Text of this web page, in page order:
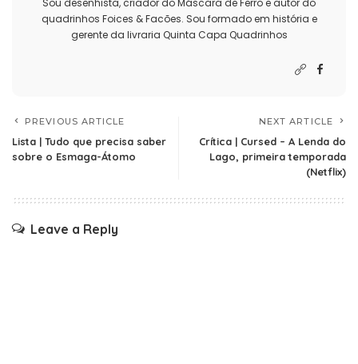
Sou desenhista, criador do Máscara de Ferro e autor do
quadrinhos Foices & Facões. Sou formado em história e
gerente da livraria Quinta Capa Quadrinhos
PREVIOUS ARTICLE
Lista | Tudo que precisa saber
sobre o Esmaga-Átomo
NEXT ARTICLE
Crítica | Cursed – A Lenda do
Lago, primeira temporada
(Netflix)
Leave a Reply